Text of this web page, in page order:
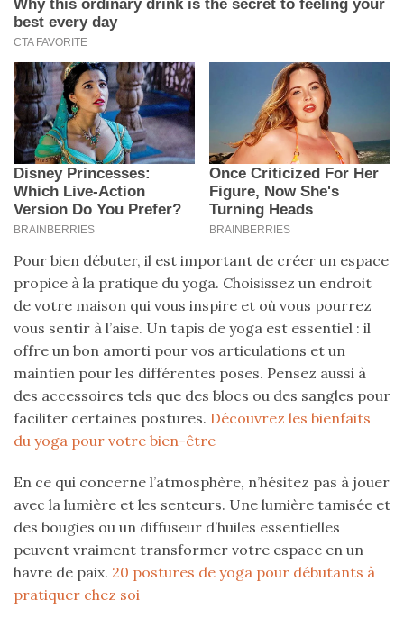
Pour bien débuter, il est important de créer un espace
propice à la pratique du yoga. Choisissez un endroit
de votre maison qui vous inspire et où vous pourrez
vous sentir à l’aise. Un tapis de yoga est essentiel : il
offre un bon amorti pour vos articulations et un
maintien pour les différentes poses. Pensez aussi à
des accessoires tels que des blocs ou des sangles pour
faciliter certaines postures. Découvrez les bienfaits
du yoga pour votre bien-être
En ce qui concerne l’atmosphère, n’hésitez pas à jouer
avec la lumière et les senteurs. Une lumière tamisée et
des bougies ou un diffuseur d’huiles essentielles
peuvent vraiment transformer votre espace en un
havre de paix. 20 postures de yoga pour débutants à
pratiquer chez soi